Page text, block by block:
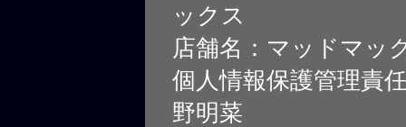
ックス
店舗名：マッドマッ
個人情報保護管理責
野明菜